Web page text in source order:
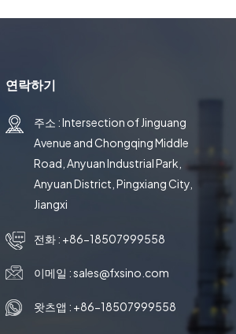
연락하기
주소 : Intersection of Jinguang
Avenue and Chongqing Middle
Road, Anyuan Industrial Park,
Anyuan District, Pingxiang City,
Jiangxi
전화 : +86-18507999558
이메일 :sales@fxsino.com
왓츠앱 : +86-18507999558